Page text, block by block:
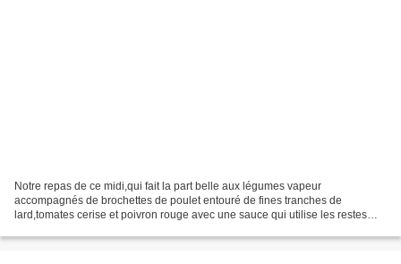
Notre repas de ce midi,qui fait la part belle aux légumes vapeur
accompagnés de brochettes de poulet entouré de fines tranches de
lard,tomates cerise et poivron rouge avec une sauce qui utilise les restes